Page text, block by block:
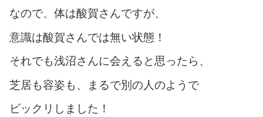
なので、体は酸賀さんですが、
意識は酸賀さんでは無い状態！
それでも浅沼さんに会えると思ったら、
芝居も容姿も、まるで別の人のようで
ビックリしました！